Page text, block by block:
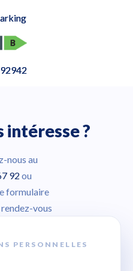
intéresse ?
nous au
92 ou
formulaire
vous
PERSONNELLES